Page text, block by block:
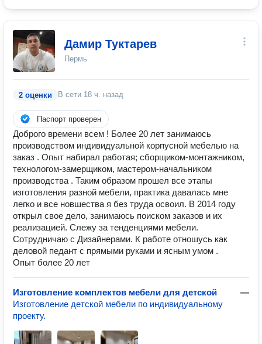
Дамир Туктарев
Пермь
2 оценки В сети 18 ч. назад
Паспорт проверен
Доброго времени всем ! Более 20 лет занимаюсь
производством индивидуальной корпусной мебелью на
заказ . Опыт набирал работая; сборщиком-монтажником,
технологом-замерщиком, мастером-начальником
производства . Таким образом прошел все этапы
изготовления разной мебели, практика давалась мне
легко и все новшества я без труда освоил. В 2014 году
открыл свое дело, занимаюсь поиском заказов и их
реализацией. Слежу за тенденциями мебели.
Сотрудничаю с Дизайнерами. К работе отношусь как
деловой педант с прямыми руками и ясным умом .
Опыт более 20 лет
Изготовление комплектов мебели для детской
—
Изготовление детской мебели по индивидуальному
проекту.